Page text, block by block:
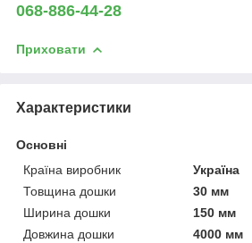
068-886-44-28
Приховати
Характеристики
Основні
Країна виробник
Україна
Товщина дошки
30 мм
Ширина дошки
150 мм
Довжина дошки
4000 мм